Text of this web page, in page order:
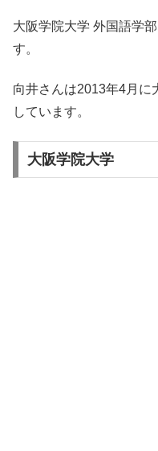
大阪学院大学 外国語学
す。
向井さんは2013年4月に
しています。
大阪学院大学